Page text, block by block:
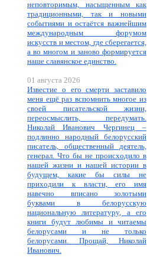
неповторимым, насыщенным как
традиционными, так и новыми
событиями и остаётся важнейшим
международным форумом
искусств и местом, где сберегается,
а во многом и заново формируется
наше славянское единство.
01 августа 2026
Известие о его смерти заставило
меня ещё раз вспомнить многое из
своей писательской жизни,
переосмыслить, передумать.
Николай Иванович Чергинец –
подлинно народный белорусский
писатель, общественный деятель,
генерал. Что бы не происходило в
нашей жизни и нашей истории в
будущем, какие бы силы не
приходили к власти, его имя
навечно вписано золотыми
буквами в белорусскую
национальную литературу, а его
книги будут любимы и читаемы
белорусами и не только
белорусами. Прощай, Николай
Иванович.